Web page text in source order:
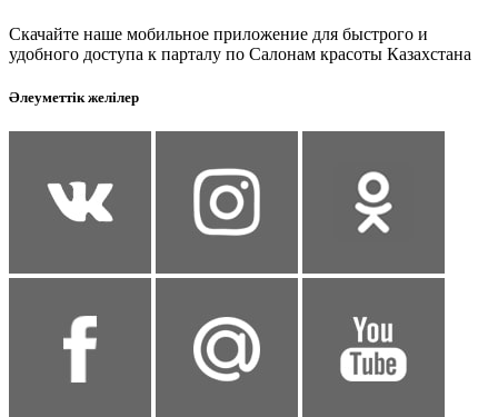
Скачайте наше мобильное приложение для быстрого и
удобного доступа к парталу по Салонам красоты Казахстана
Әлеуметтік желілер